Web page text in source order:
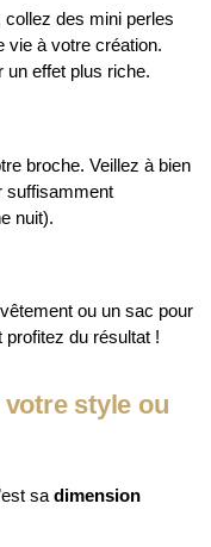
des mini perles
vie à votre création.
un effet plus riche.
broche. Veillez à bien
suffisamment
nuit).
ou un sac pour
du résultat !
style ou
sa dimension